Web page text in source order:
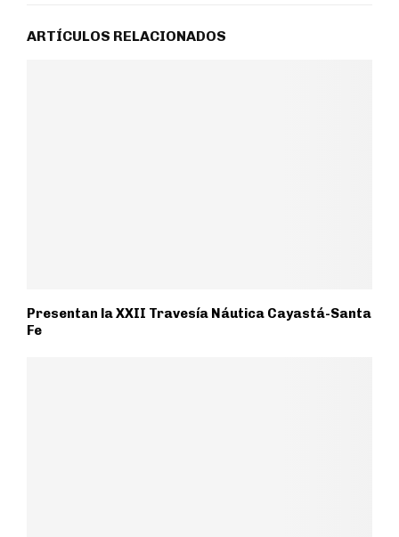
ARTÍCULOS RELACIONADOS
Presentan la XXII Travesía Náutica Cayastá-Santa
Fe